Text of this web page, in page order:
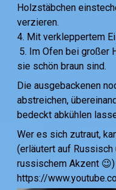
Holzstäbchen
verzieren.
4. Mit verkleppertem
5. Im Ofen bei großer
sie schön braun sind.
Die ausgebackenen
abstreichen,
bedeckt abkühlen
Wer es sich zutraut,
(erläutert auf
russischem Akzent
https://